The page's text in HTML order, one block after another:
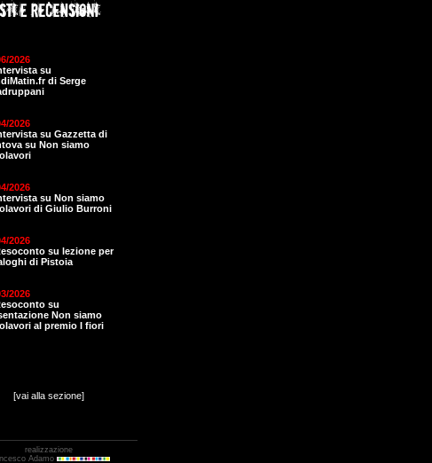
2026
su
di Serge
2026
su Gazzetta di
su Non siamo
2026
su Non siamo
di Giulio Burroni
2026
su lezione per
di Pistoia
2026
su
Non siamo
al premio I fiori
[vai alla sezione]
realizzazione
Adamo